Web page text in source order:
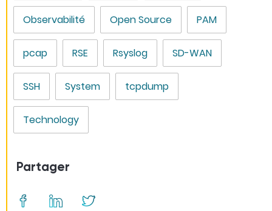
Observabilité Open Source PAM
pcap RSE Rsyslog SD-WAN
SSH System tcpdump
Technology
Partager